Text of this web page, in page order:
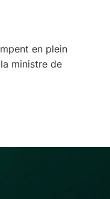
en plein
ministre de